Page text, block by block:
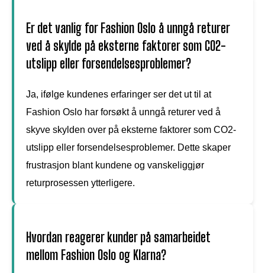
Er det vanlig for Fashion Oslo å unngå returer
ved å skylde på eksterne faktorer som CO2-
utslipp eller forsendelsesproblemer?
Ja, ifølge kundenes erfaringer ser det ut til at
Fashion Oslo har forsøkt å unngå returer ved å
skyve skylden over på eksterne faktorer som CO2-
utslipp eller forsendelsesproblemer. Dette skaper
frustrasjon blant kundene og vanskeliggjør
returprosessen ytterligere.
Hvordan reagerer kunder på samarbeidet
mellom Fashion Oslo og Klarna?